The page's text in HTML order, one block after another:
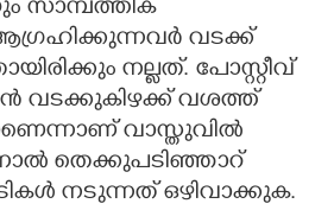
സാമ്പത്തിക
വടക്ക്
നല്ലത്. പോസ്റ്റീവ്
വടക്കുകിഴക്ക് വശത്ത്
വാസ്തുവിൽ
തെക്കുപടിഞ്ഞാറ്
നടുന്നത് ഒഴിവാക്കുക.